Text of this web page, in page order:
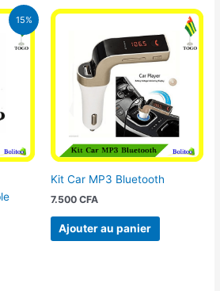
15%
Kit Car MP3 Bluetooth
7.500 CFA
Ajouter au panier